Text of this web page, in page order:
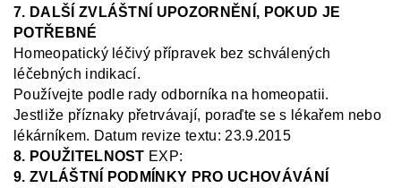
7. DALŠÍ ZVLÁŠTNÍ UPOZORNĚNÍ, POKUD JE
POTŘEBNÉ
Homeopatický léčivý přípravek bez schválených
léčebných indikací.
Používejte podle rady odborníka na homeopatii.
Jestliže příznaky přetrvávají, poraďte se s lékařem nebo
lékárníkem. Datum revize textu: 23.9.2015
8. POUŽITELNOST EXP:
9. ZVLÁŠTNÍ PODMÍNKY PRO UCHOVÁVÁNÍ